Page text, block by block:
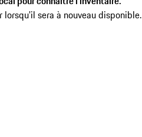
lorsqu'il sera à nouveau disponible.